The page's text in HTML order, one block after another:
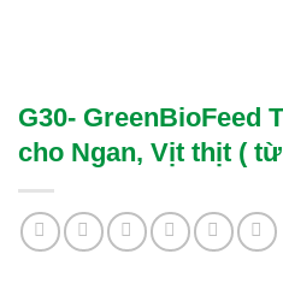
G30- GreenBioFeed
cho Ngan, Vịt thịt (